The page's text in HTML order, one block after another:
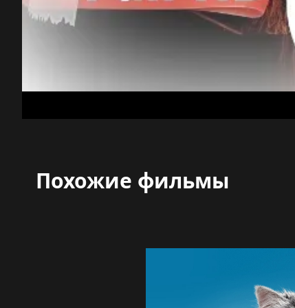
Похожие фильмы